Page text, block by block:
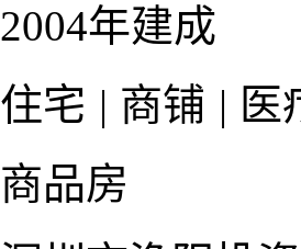
2004年建成
住宅 | 商铺 | 医
商品房